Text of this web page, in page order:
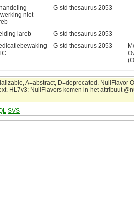
niet-
G-std thesaurus 2053
lareb
G-std thesaurus 2053
G-std thesaurus 2053
A=abstract, D=deprecated. NullFlavor
HL7v3: NullFlavors komen in het attribuut
SVS